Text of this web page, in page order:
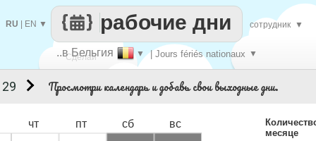
Сделай
..в Бельгия ▼ | Jours fériés nationaux ▼
рабочие дни
RU EN ▼ сотрудник ▼
Просмотри календарь и добавь свои выходные дни.
чт пт сб вс
месяце